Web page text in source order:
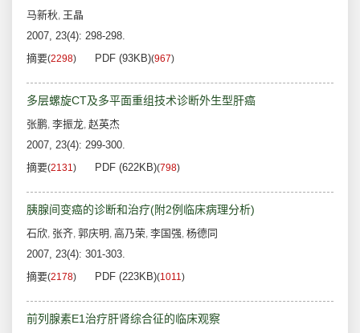
马新秋, 王晶
2007, 23(4): 298-298.
摘要(2298) PDF (93KB)(967)
多层螺旋CT及多平面重组技术诊断外生型肝癌
张鹏, 李振龙, 赵英杰
2007, 23(4): 299-300.
摘要(2131) PDF (622KB)(798)
胰腺间变癌的诊断和治疗(附2例临床病理分析)
石欣, 张齐, 郭庆明 , 高乃荣, 李国强, 杨德同
2007, 23(4): 301-303.
摘要(2178) PDF (223KB)(1011)
前列腺素E1治疗肝肾综合征的临床观察